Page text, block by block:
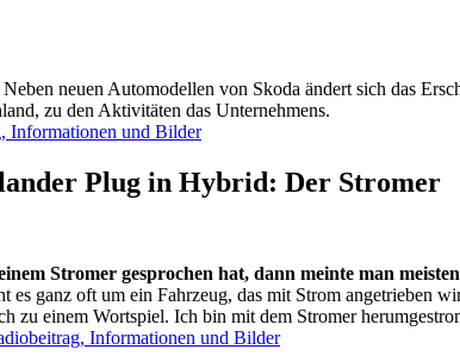
Neben neuen Automodellen von Skoda ändert sich das
zu den Aktivitäten das Unternehmens.
Informationen und Bilder
Plug in Hybrid: Der Stromer
Stromer gesprochen hat, dann meinte man
es ganz oft um ein Fahrzeug, das mit Strom angetrieben
zu einem Wortspiel. Ich bin mit dem Stromer
Informationen und Bilder